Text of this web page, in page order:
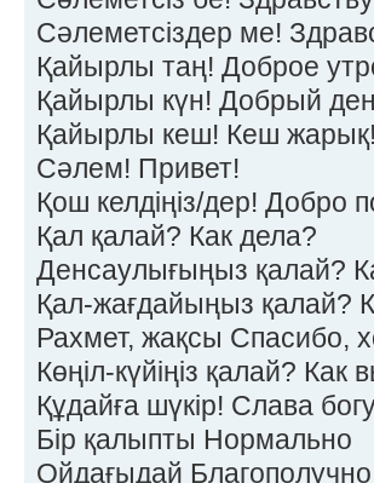
Сәлеметсіздер ме!
Қайырлы таң! Доброе
Қайырлы күн! Добрый
Қайырлы кеш! Кеш
Сәлем! Привет!
Қош келдіңіз/дер! Добро
Қал қалай? Как дела?
Денсаулығыңыз қалай?
Қал-жағдайыңыз қалай?
Рахмет, жақсы Спасибо,
Көңіл-күйіңіз қалай? Как
Құдайға шүкір! Слава
Бір қалыпты Нормально
Ойдағыдай Благополучно